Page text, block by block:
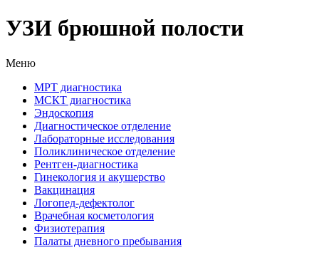
УЗИ брюшной полости
Меню
МРТ диагностика
МСКТ диагностика
Эндоскопия
Диагностическое отделение
Лабораторные исследования
Поликлиническое отделение
Рентген-диагностика
Гинекология и акушерство
Вакцинация
Логопед-дефектолог
Врачебная косметология
Физиотерапия
Палаты дневного пребывания